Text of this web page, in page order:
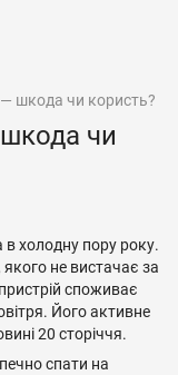
шкода чи користь?
чи
в холодну пору року.
не вистачає за
споживає
Його активне
20 сторіччя.
спати на